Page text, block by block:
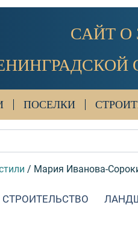
САЙТ
ПОСЕЛКИ
/ Мария Иванова-